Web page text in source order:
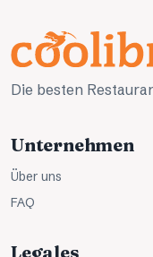
Die besten
Unternehmen
Über uns
FAQ
Legales